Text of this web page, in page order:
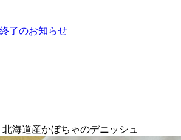
了のお知らせ
海道産かぼちゃのデニッシュ